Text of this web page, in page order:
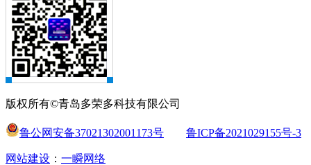
版权所有©青岛多荣多科技有限公司
鲁公网安备37021302001173号 鲁ICP备2021029155号-3
网站建设 ： 一瞬网络